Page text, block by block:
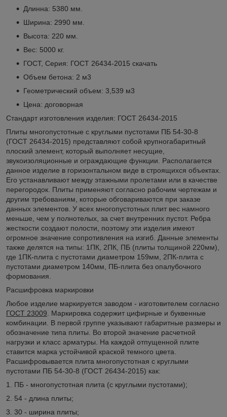
Длинна: 5380 мм.
Ширина: 2990 мм.
Высота: 220 мм.
Вес: 5000 кг.
ГОСТ, Серия: ГОСТ 26434-2015 скачать
Объем бетона: 2 м3
Геометрический объем: 3,539 м3
Цена: договорная
Стандарт изготовления изделия: ГОСТ 26434-2015
Плиты многопустотные с круглыми пустотами ПБ 54-30-8
(ГОСТ 26434-2015) представляют собой крупногабаритный
плоский элемент, который выполняет несущие,
звукоизоляционные и ограждающие функции. Располагается
данное изделие в горизонтальном виде в строящихся объектах.
Его устанавливают между этажными пролетами или в качестве
перегородок. Плиты применяют согласно рабочим чертежам и
другим требованиям, которые обговариваются при заказе
данных элементов. У всех многопустотных плит вес намного
меньше, чем у полнотелых, за счет внутренних пустот. Ребра
жесткости создают полости, поэтому эти изделия имеют
огромное значение сопротивления на изгиб. Данные элементы
также делятся на типы: 1ПК, 2ПК, ПБ (плиты толщиной 220мм),
где 1ПК-плита с пустотами диаметром 159мм, 2ПК-плита с
пустотами диаметром 140мм, ПБ-плита без опалубочного
формования.
Расшифровка маркировки
Любое изделие маркируется заводом - изготовителем согласно
ГОСТ 23009. Маркировка содержит цифирные и буквенные
комбинации. В первой группе указывают габаритные размеры и
обозначение типа плиты. Во второй значение расчетной
нагрузки и класс арматуры. На каждой отпущенной плите
ставится марка устойчивой краской темного цвета.
Расшифровывается плита многопустотная с круглыми
пустотами ПБ 54-30-8 (ГОСТ 26434-2015) как:
1. ПБ - многопустотная плита (с круглыми пустотами);
2. 54 - длина плиты;
3. 30 - ширина плиты;